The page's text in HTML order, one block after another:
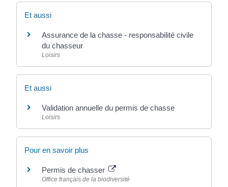
Et aussi
Assurance de la chasse - responsabilité civile
du chasseur
Loisirs
Et aussi
Validation annuelle du permis de chasse
Loisirs
Pour en savoir plus
Permis de chasser
Office français de la biodiversité